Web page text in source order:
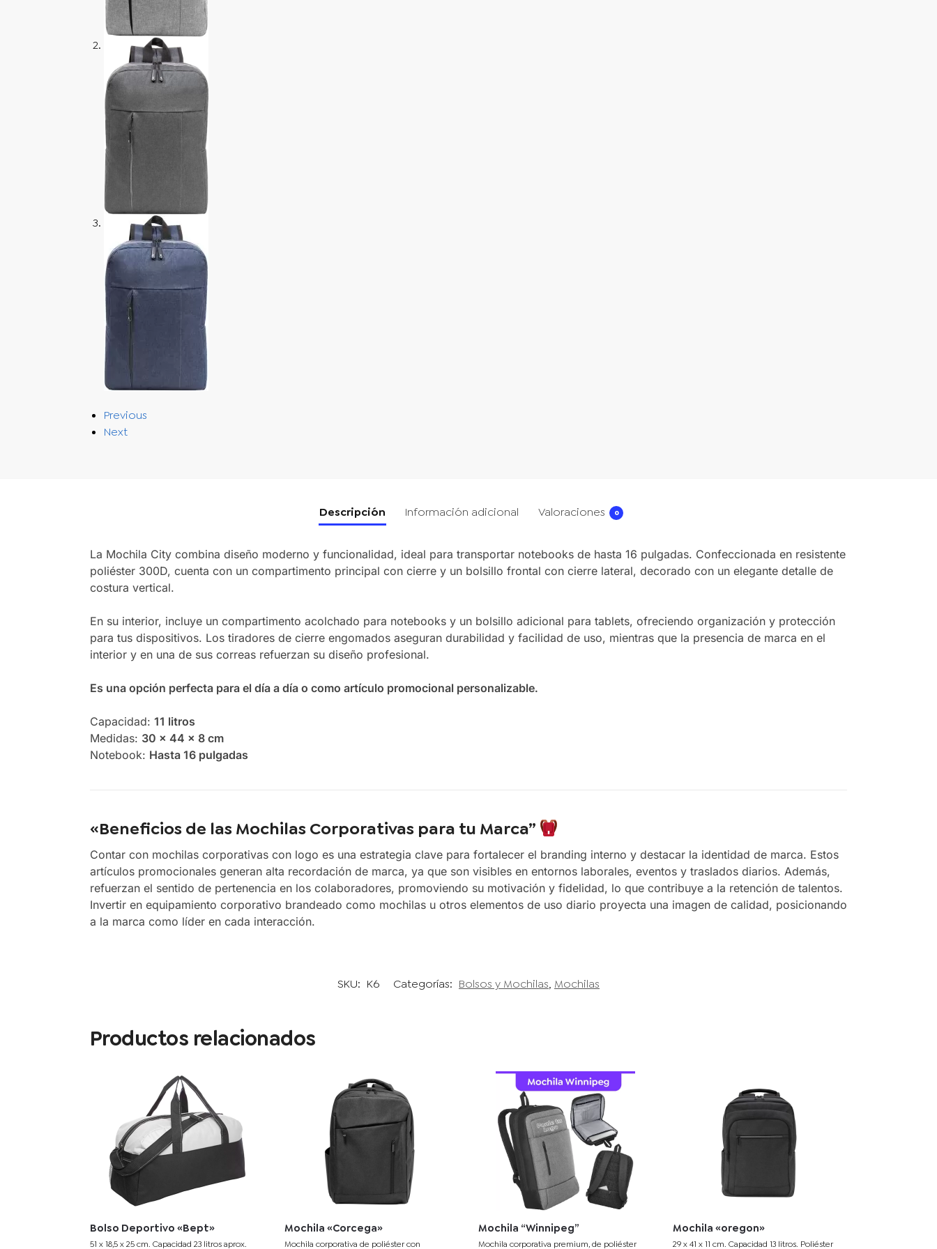
Previous
Next
Descripción Información adicional Valoraciones 0
La Mochila Citycombina diseño moderno y funcionalidad, ideal para transportar notebooks de hasta 16 pulgadas. Confeccionada en resistente
poliéster 300D, cuenta con un compartimento principal con cierre y un bolsillo frontal con cierre lateral, decorado con un elegante detalle de
costura vertical.
En su interior, incluye un compartimento acolchado para notebooks y un bolsillo adicional para tablets, ofreciendo organización y protección
para tus dispositivos. Los tiradores de cierre engomados aseguran durabilidad y facilidad de uso, mientras que la presencia de marca en el
interior y en una de sus correas refuerzan su diseño profesional.
Es una opción perfecta para el día a día o como artículo promocional personalizable.
Capacidad: 11 litros
Medidas: 30 x 44 x 8 cm
Notebook: Hasta 16 pulgadas
«Beneficios de las Mochilas Corporativas para tu Marca”
Contar con mochilas corporativas con logo es una estrategia clave para fortalecer el branding interno y destacar la identidad de marca. Estos
artículos promocionales generan alta recordación de marca, ya que son visibles en entornos laborales, eventos y traslados diarios. Además,
refuerzan el sentido de pertenencia en los colaboradores, promoviendo su motivación y fidelidad, lo que contribuye a la retención de talentos.
Invertir en equipamiento corporativo brandeado como mochilas u otros elementos de uso diario proyecta una imagen de calidad, posicionando
a la marca como líder en cada interacción.
SKU: K6 Categorías: Bolsos y Mochilas, Mochilas
Productos relacionados
Bolso Deportivo «Bept»
51 x 18,5 x 25 cm. Capacidad 23 litros aprox.
Mochila «Corcega»
Mochila corporativa de poliéster con
Mochila “Winnipeg”
Mochila corporativa premium,de poliéster
Mochila «oregon»
29 x 41 x 11 cm. Capacidad 13 litros. Poliéster